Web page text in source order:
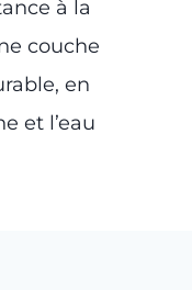
à la
couche
en
et l’eau